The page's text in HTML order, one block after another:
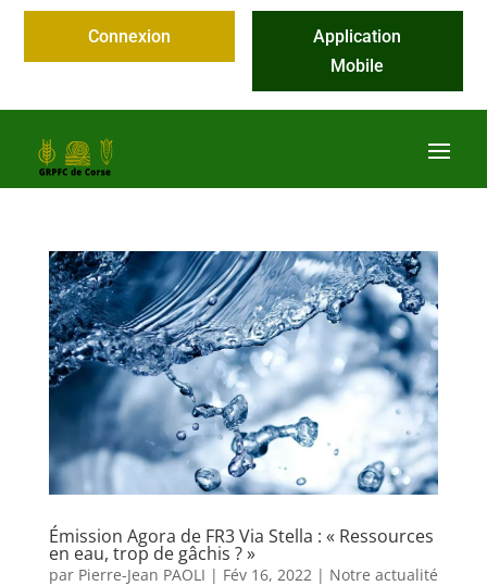
Connexion
Application
Mobile
Émission Agora de FR3 Via Stella : « Ressources
en eau, trop de gâchis ? »
par Pierre-Jean PAOLI | Fév 16, 2022| Notre actualité